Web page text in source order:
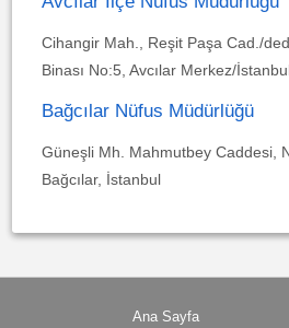
Cihangir Mah., Reşit Paşa Cad./
Binası No:5, Avcılar Merkez/
Bağcılar Nüfus Müdürlüğü
Güneşli Mh. Mahmutbey Caddesi,
Bağcılar, İstanbul
Ana Sayfa